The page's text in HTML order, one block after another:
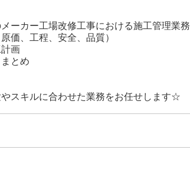
ーカー工場改修工事における施工管理業務
価、工程、安全、品質）
計画
とめ
スキルに合わせた業務をお任せします☆